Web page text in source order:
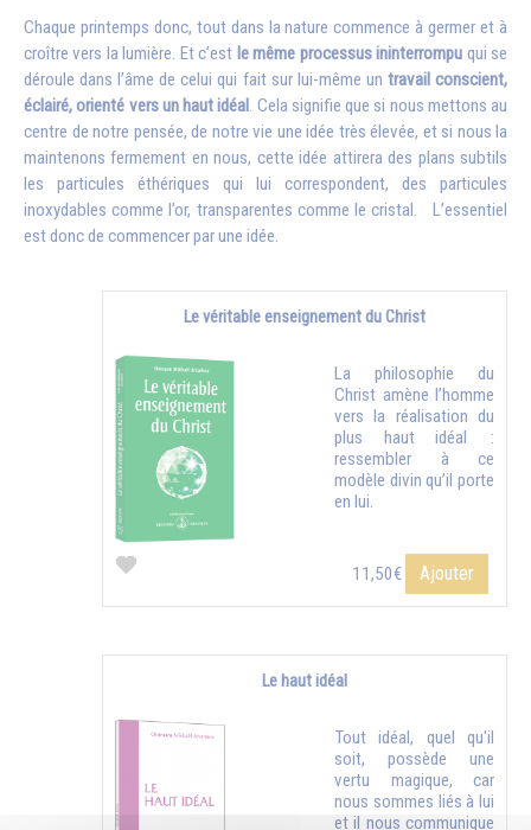
Chaque printemps donc, tout dans la nature commence à germer et à
croître vers la lumière. Et c’est le même processus ininterrompu qui se
déroule dans l’âme de celui qui fait sur lui-même un travail conscient,
éclairé, orienté vers un haut idéal. Cela signifie que si nous mettons au
centre de notre pensée, de notre vie une idée très élevée, et si nous la
maintenons fermement en nous, cette idée attirera des plans subtils
les particules éthériques qui lui correspondent, des particules
inoxydables comme l’or, transparentes comme le cristal. L’essentiel
est donc de commencer par une idée.
Le véritable enseignement du Christ
La philosophie du
Christ amène l’homme
vers la réalisation du
plus haut idéal :
ressembler à ce
modèle divin qu’il porte
en lui.
11,50€ Ajouter
Le haut idéal
Tout idéal, quel qu'il
soit, possède une
vertu magique, car
nous sommes liés à lui
et il nous communique